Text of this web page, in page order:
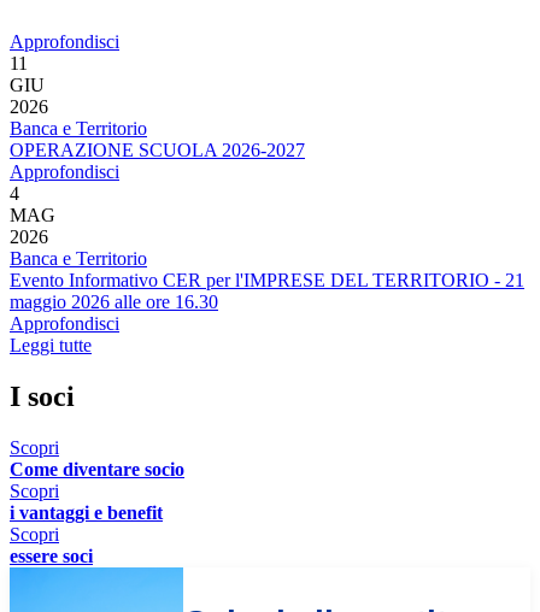
Approfondisci
11
GIU
2026
Banca e Territorio
OPERAZIONE SCUOLA 2026-2027
Approfondisci
4
MAG
2026
Banca e Territorio
Evento Informativo CER per l'IMPRESE DEL TERRITORIO - 21
maggio 2026 alle ore 16.30
Approfondisci
Leggi tutte
I soci
Scopri
Come diventare socio
Scopri
i vantaggi e benefit
Scopri
essere soci